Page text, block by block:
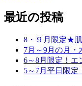
最近の投稿
8・９月限定★肌
7月～9月の月・
6～8月限定！エ
5～7月平日限定